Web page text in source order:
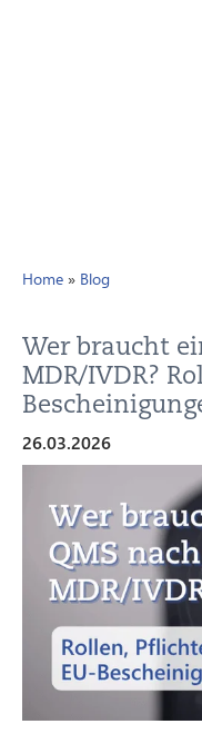
Home » Blog
Wer braucht
MDR/IVDR?
26.03.2026